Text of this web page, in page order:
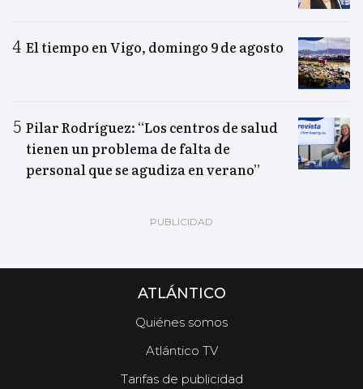
El tiempo en Vigo, domingo 9 de agosto
Pilar Rodríguez: “Los centros de salud
tienen un problema de falta de
personal que se agudiza en verano”
ATLÁNTICO
Quiénes somos
Atlántico TV
Tarifas de publicidad